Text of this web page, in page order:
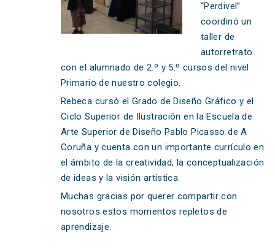
“Perdivel”
coordinó un
taller de
autorretrato
con el alumnado de 2.º y 5.º cursos del nivel
Primario de nuestro colegio.
Rebeca cursó el Grado de Diseño Gráfico y el
Ciclo Superior de Ilustración en la Escuela de
Arte Superior de Diseño Pablo Picasso de A
Coruña y cuenta con un importante currículo en
el ámbito de la creatividad, la conceptualización
de ideas y la visión artística.
Muchas gracias por querer compartir con
nosotros estos momentos repletos de
aprendizaje.